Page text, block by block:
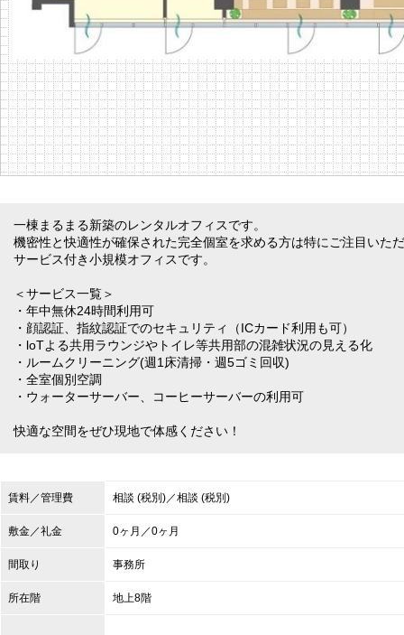
一棟まるまる新築のレンタルオフィスです。
機密性と快適性が確保された完全個室を求める方は特にご注目いた
サービス付き小規模オフィスです。
＜サービス一覧＞
・年中無休24時間利用可
・顔認証、指紋認証でのセキュリティ（ICカード利用も可）
・loTよる共用ラウンジやトイレ等共用部の混雑状況の見える化
・ルームクリーニング(週1床清掃・週5ゴミ回収)
・全室個別空調
・ウォーターサーバー、コーヒーサーバーの利用可
快適な空間をぜひ現地で体感ください！
賃料／管理費 相談 (税別)／相談 (税別)
敷金／礼金 0ヶ月／0ヶ月
間取り 事務所
所在階 地上8階